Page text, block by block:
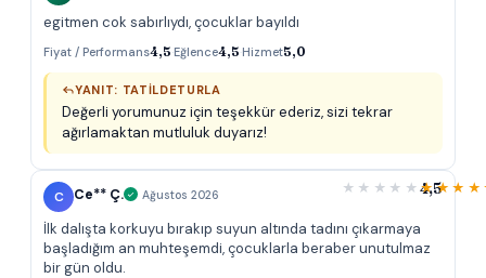
egitmen cok sabırlıydı, çocuklar bayıldı
Fiyat / Performans4,5·Eğlence4,5·Hizmet5,0
YANIT: TATILDETURLA
Değerli yorumunuz için teşekkür ederiz, sizi tekrar
ağırlamaktan mutluluk duyarız!
C Ce** Ç. Ağustos 2026 4,5
İlk dalışta korkuyu bırakıp suyun altında tadını çıkarmaya
başladığım an muhteşemdi, çocuklarla beraber unutulmaz
bir gün oldu.